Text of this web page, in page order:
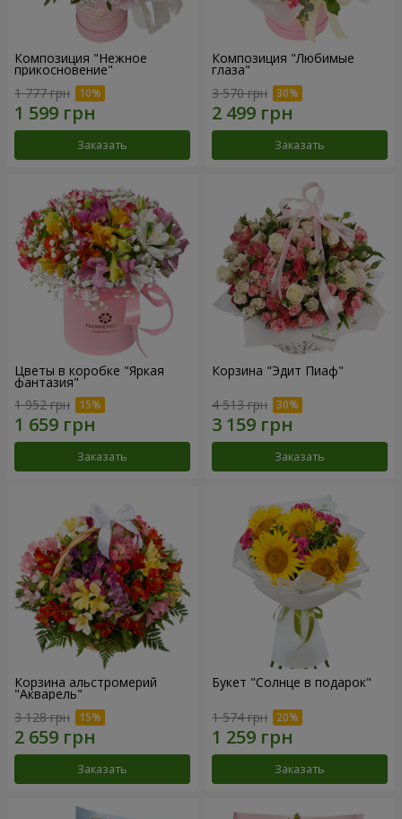
Композиция "Нежное
прикосновение"
1 777 грн
Заказать
Композиция "Любимые
глаза"
3 570 грн
Заказать
Цветы в коробке "Яркая
фантазия"
1 952 грн
Заказать
Корзина "Эдит Пиаф"
4 513 грн
Заказать
Корзина альстромерий
"Акварель"
3 128 грн
Заказать
Букет "Солнце в подарок"
1 574 грн
Заказать